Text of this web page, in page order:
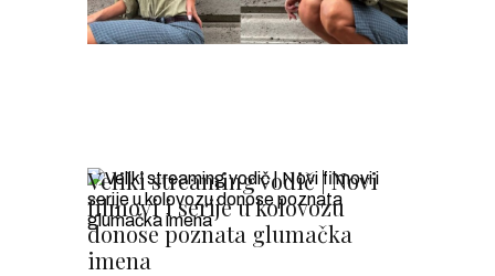
Veliki streaming vodič | Novi
filmovi i serije u kolovozu
donose poznata glumačka
imena